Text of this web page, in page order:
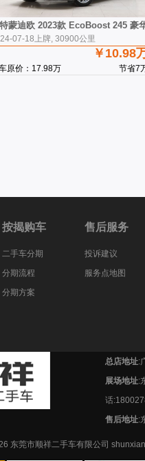
蒙迪欧 2023款 EcoBoost 245 豪
07-18上牌, 30900公里
￥10.98
原价：17.98万 节省7
按揭购车
二手车分期
分期流程
分期方案
售后服务
投诉建议
服务点地图
总店地址:
展场地址:
话
售后地址:
东莞市顺祥二手车有限公司